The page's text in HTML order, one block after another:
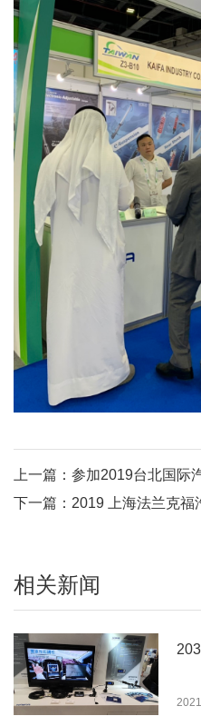
上一篇：参加2019台北国际
相关新闻